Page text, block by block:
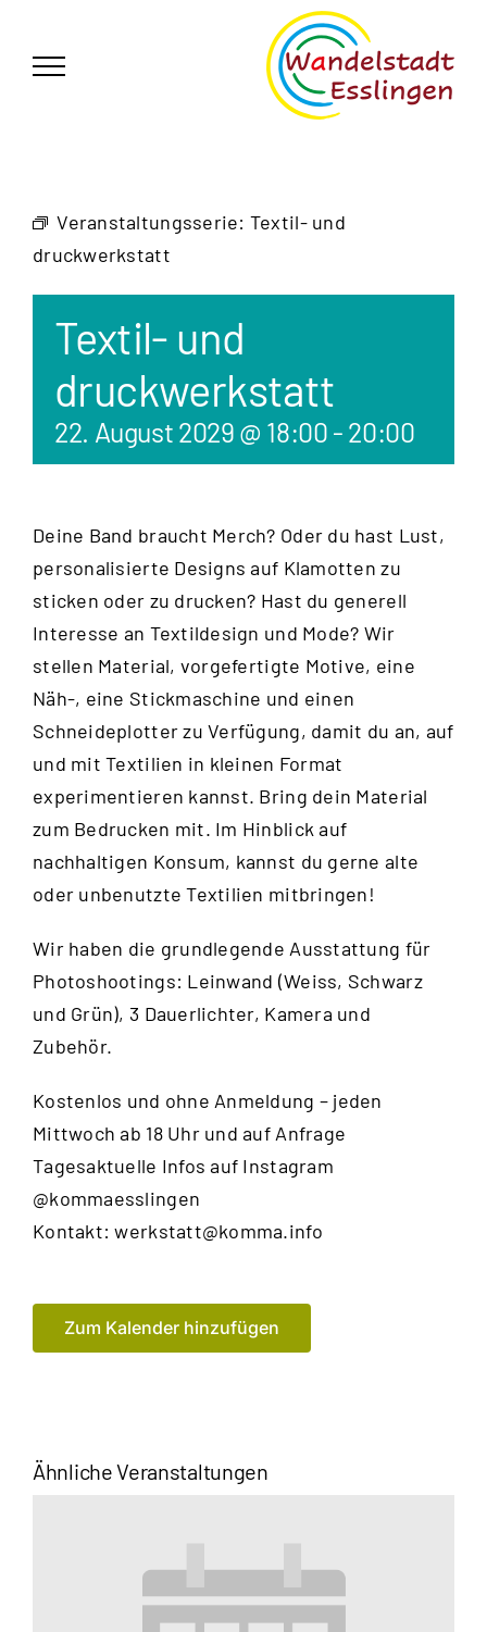
springen
Veranstaltungsserie: Textil- und
druckwerkstatt
Textil- und
druckwerkstatt
22. August 2029 @ 18:00 - 20:00
Deine Band braucht Merch? Oder du hast Lust,
personalisierte Designs auf Klamotten zu
sticken oder zu drucken? Hast du generell
Interesse an Textildesign und Mode? Wir
stellen Material, vorgefertigte Motive, eine
Näh-, eine Stickmaschine und einen
Schneideplotter zu Verfügung, damit du an, auf
und mit Textilien in kleinen Format
experimentieren kannst. Bring dein Material
zum Bedrucken mit. Im Hinblick auf
nachhaltigen Konsum, kannst du gerne alte
oder unbenutzte Textilien mitbringen!
Wir haben die grundlegende Ausstattung für
Photoshootings: Leinwand (Weiss, Schwarz
und Grün), 3 Dauerlichter, Kamera und
Zubehör.
Kostenlos und ohne Anmeldung – jeden
Mittwoch ab 18 Uhr und auf Anfrage
Tagesaktuelle Infos auf Instagram
@kommaesslingen
Kontakt:werkstatt@komma.info
Zum Kalender hinzufügen
Ähnliche Veranstaltungen